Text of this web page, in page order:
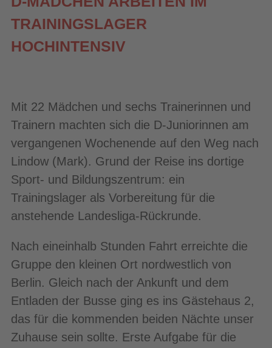
TRAININGSLAGER
HOCHINTENSIV
Mit 22 Mädchen und sechs Trainerinnen und
Trainern machten sich die D-Juniorinnen am
vergangenen Wochenende auf den Weg nach
Lindow (Mark). Grund der Reise ins dortige
Sport- und Bildungszentrum: ein
Trainingslager als Vorbereitung für die
anstehende Landesliga-Rückrunde.
Nach eineinhalb Stunden Fahrt erreichte die
Gruppe den kleinen Ort nordwestlich von
Berlin. Gleich nach der Ankunft und dem
Entladen der Busse ging es ins Gästehaus 2,
das für die kommenden beiden Nächte unser
Zuhause sein sollte. Erste Aufgabe für die